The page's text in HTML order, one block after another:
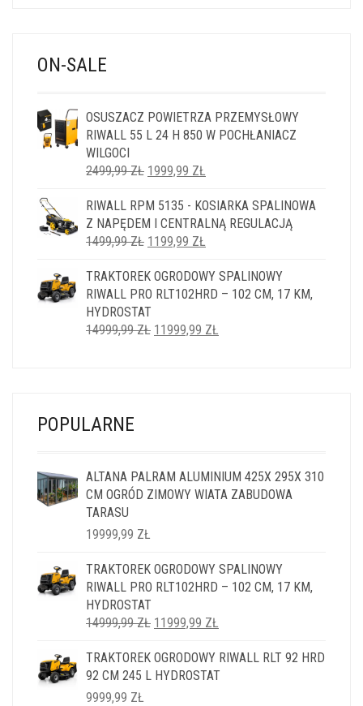
ON-SALE
OSUSZACZ POWIETRZA PRZEMYSŁOWY
RIWALL 55 L 24 H 850 W POCHŁANIACZ
WILGOCI
2499,99ZŁ PIERWOTNA
WYNOSIŁA:
2499,99 ZŁ.
1999,99 ZŁ
WYNOSI:
1999,99 ZŁ.
RIWALL RPM 5135 - KOSIARKA SPALINOWA
Z NAPĘDEM I CENTRALNĄ REGULACJĄ
1499,99ZŁ PIERWOTNA
WYNOSIŁA:
1499,99 ZŁ.
1199,99 ZŁ
WYNOSI:
1199,99 ZŁ.
TRAKTOREK OGRODOWY SPALINOWY
RIWALL PRO RLT102HRD – 102 CM, 17 KM,
HYDROSTAT
14999,99ZŁ PIERWOTNA
11999,99 ZŁ
POPULARNE
ALTANA PALRAM ALUMINIUM 425X 295X 310
CM OGRÓD ZIMOWY WIATA ZABUDOWA
TARASU
19999,99 ZŁ
TRAKTOREK OGRODOWY SPALINOWY
RIWALL PRO RLT102HRD – 102 CM, 17 KM,
HYDROSTAT
14999,99ZŁ PIERWOTNA
WYNOSIŁA:
14999,99 ZŁ.
11999,99 ZŁ
WYNOSI:
11999,99 ZŁ.
TRAKTOREK OGRODOWY RIWALL RLT 92 HRD
92 CM 245 L HYDROSTAT
9999,99 ZŁ